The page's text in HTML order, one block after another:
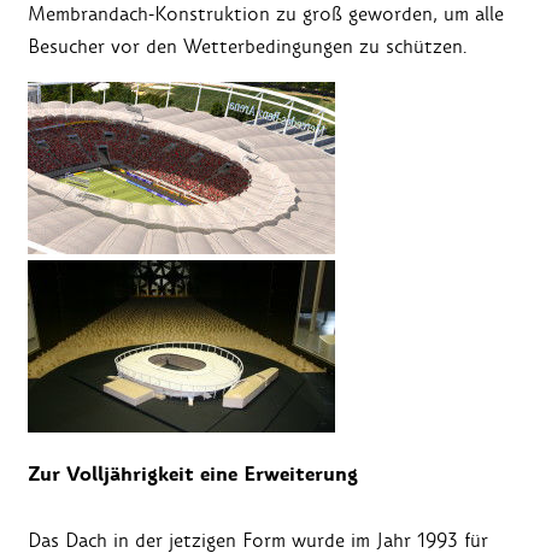
Membrandach-Konstruktion zu groß geworden, um alle
Besucher vor den Wetterbedingungen zu schützen.
Zur Volljährigkeit eine Erweiterung
Das Dach in der jetzigen Form wurde im Jahr 1993 für